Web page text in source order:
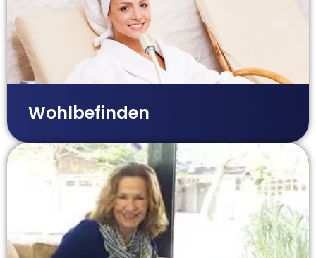
Wohlbefinden